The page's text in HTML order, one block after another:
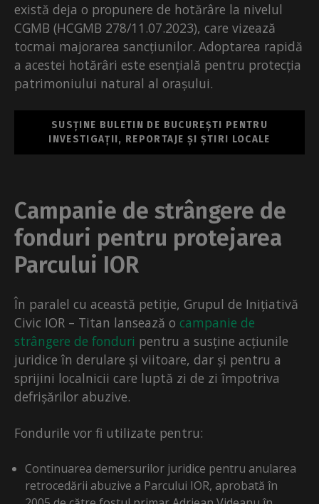
există deja o propunere de hotărâre la nivelul
CGMB (HCGMB 278/11.07.2023), care vizează
tocmai majorarea sancțiunilor. Adoptarea rapidă
a acestei hotărâri este esențială pentru protecția
patrimoniului natural al orașului.
SUSȚINE BULETIN DE BUCUREȘTI PENTRU
INVESTIGAȚII, REPORTAJE ȘI ȘTIRI LOCALE
Campanie de strângere de
fonduri pentru protejarea
Parcului IOR
În paralel cu această petiție, Grupul de Inițiativă
Civic IOR – Titan lansează o campanie de
strângere de fonduri pentru a susține acțiunile
juridice în derulare și viitoare, dar și pentru a
sprijini localnicii care luptă zi de zi împotriva
defrișărilor abuzive.
Fondurile vor fi utilizate pentru:
Continuarea demersurilor juridice pentru anularea
retrocedării abuzive a Parcului IOR, aprobată în